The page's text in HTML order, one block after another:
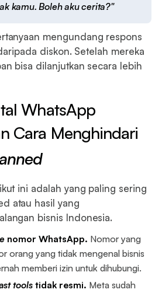
kamu. Boleh aku cerita?"
mengundang respons
diskon. Setelah mereka
bisa dilanjutkan secara lebih
WhatsApp
Cara Menghindari
ini adalah yang paling sering
atau hasil yang
bisnis Indonesia.
nomor WhatsApp. Nomor yang
orang yang tidak mengenal bisnis
memberi izin untuk dihubungi.
tools tidak resmi. Meta sudah